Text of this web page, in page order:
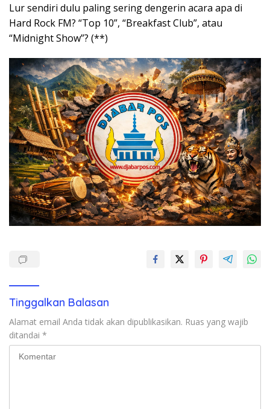
Lur sendiri dulu paling sering dengerin acara apa di
Hard Rock FM? “Top 10”, “Breakfast Club”, atau
“Midnight Show”? (**)
Tinggalkan Balasan
Alamat email Anda tidak akan dipublikasikan. Ruas yang wajib
ditandai *